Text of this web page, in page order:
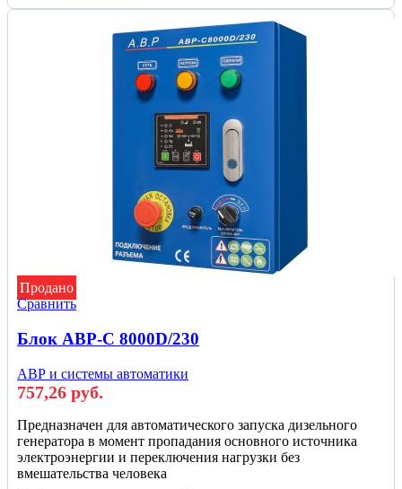
Продано
Сравнить
Блок АВР-С 8000D/230
АВР и системы автоматики
757,26 руб.
Предназначен для автоматического запуска дизельного
генератора в момент пропадания основного источника
электроэнергии и переключения нагрузки без
вмешательства человека